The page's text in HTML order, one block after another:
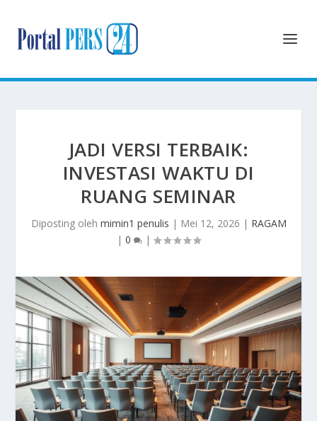
JADI VERSI TERBAIK:
INVESTASI WAKTU DI
RUANG SEMINAR
Diposting oleh mimin1 penulis | Mei 12, 2026 | RAGAM
| 0 |